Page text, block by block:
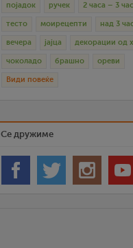
појадок ручек 2 часа – 3
тесто моирецепти над 3
вечера јајца декорации од
чоколадо брашно ореви
Види повеќе
Се дружиме